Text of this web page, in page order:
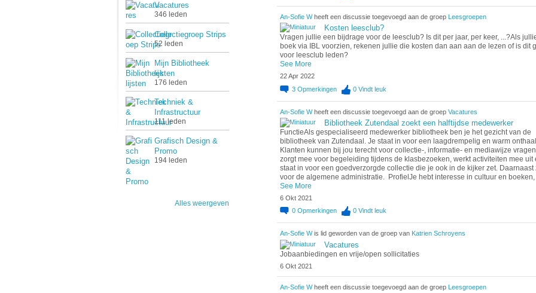
Vacatures
346 leden
Collectiegroep Strips
52 leden
Mijn Bibliotheek
lijsten
176 leden
Techniek &
Infrastructuur
111 leden
Grafisch Design &
Promo
194 leden
Alles weergeven
An-Sofie Wheeft een discussie toegevoegd aan de groep Leesgroepen
Kosten leesclub?
Vragen jullie een bijdrage voor de leesclub? Is dit per jaar, per keer, ...?Als
boek via IBL voorzien, rekenen jullie die kosten dan aan aan de lezen of is dit
voor leesclub leden?
See More
22 Apr 2022
3 Opmerkingen 0 Vindt leuk
An-Sofie Wheeft een discussie toegevoegd aan de groep Vacatures
Bibliotheek Zutendaal zoekt een halftijdse medewerker
FunctieAls gespecialiseerd medewerker bibliotheek ben je het gezicht van de
bibliotheek van Zutendaal. Je staat in voor een laagdrempelig en warm
Klanten kunnen bij jou terecht voor collectie-, informatie- en mediawijze
zorgt mee voor begeleiding tijdens de klasbezoeken, werkt activiteiten mee uit
staat in voor een goedverzorgde collectie die je ook in de kijker zet. Daarnaast
voor de algemene administratie. ProfielJe hebt interesse in cultuur en
See More
6 Okt 2021
0 Opmerkingen 0 Vindt leuk
An-Sofie Wis lid geworden van de groep van Katrien Schroyens
Vacatures
Jobaanbiedingen en vrije/open sollicitaties
6 Okt 2021
An-Sofie Wheeft een discussie toegevoegd aan de groep Leesgroepen